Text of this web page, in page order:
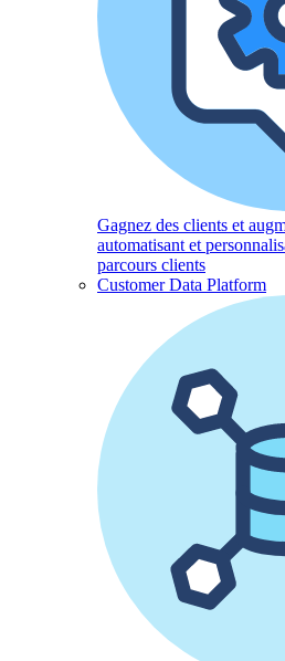
Gagnez des clients et
automatisant et
parcours clients
Customer Data Platform